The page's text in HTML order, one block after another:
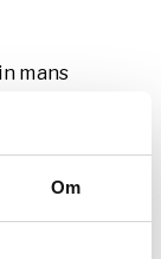
Om
mans
välja
Ska
skilja dem